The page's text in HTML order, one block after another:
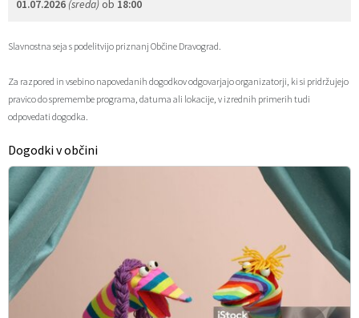
01.07.2026 (sreda) ob 18:00
Slavnostna seja s podelitvijo priznanj Občine Dravograd.
Za razpored in vsebino napovedanih dogodkov odgovarjajo organizatorji, ki si pridržujejo
pravico do spremembe programa, datuma ali lokacije, v izrednih primerih tudi
odpovedati dogodka.
Dogodki v občini